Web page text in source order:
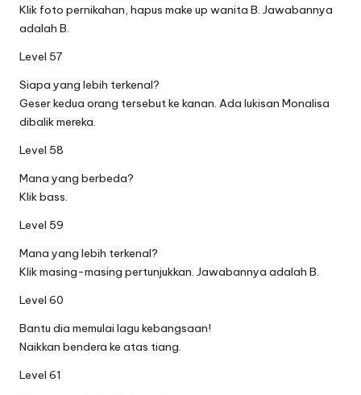
Klik foto pernikahan, hapus make up wanita B. Jawabannya
adalah B.
Level 57
Siapa yang lebih terkenal?
Geser kedua orang tersebut ke kanan. Ada lukisan Monalisa
dibalik mereka.
Level 58
Mana yang berbeda?
Klik bass.
Level 59
Mana yang lebih terkenal?
Klik masing-masing pertunjukkan. Jawabannya adalah B.
Level 60
Bantu dia memulai lagu kebangsaan!
Naikkan bendera ke atas tiang.
Level 61